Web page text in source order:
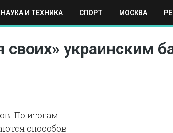
НАУКА И ТЕХНИКА СПОРТ МОСКВА
РЕГИОНЫ МИР
своих» украинским
По итогам
способов